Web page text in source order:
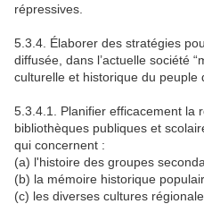
répressives.
5.3.4. Élaborer des stratégies
diffusée, dans l’actuelle société
culturelle et historique du peuple
5.3.4.1. Planifier efficacement la
bibliothèques publiques et
qui concernent :
(a) l'histoire des groupes
(b) la mémoire historique
(c) les diverses cultures